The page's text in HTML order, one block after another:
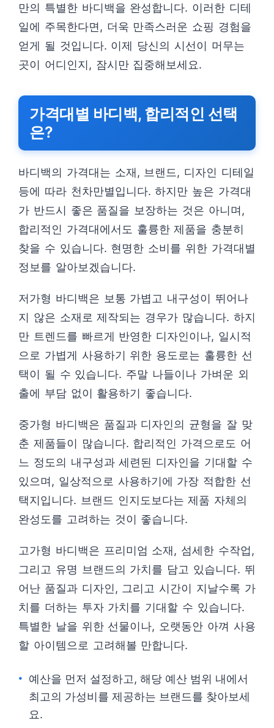
만의 특별한 바디백을 완성합니다. 이러한 디테
일에 주목한다면, 더욱 만족스러운 쇼핑 경험을
얻게 될 것입니다. 이제 당신의 시선이 머무는
곳이 어디인지, 잠시만 집중해보세요.
가격대별 바디백, 합리적인 선택
은?
바디백의 가격대는 소재, 브랜드, 디자인 디테일
등에 따라 천차만별입니다. 하지만 높은 가격대
가 반드시 좋은 품질을 보장하는 것은 아니며,
합리적인 가격대에서도 훌륭한 제품을 충분히
찾을 수 있습니다. 현명한 소비를 위한 가격대별
정보를 알아보겠습니다.
저가형 바디백은 보통 가볍고 내구성이 뛰어나
지 않은 소재로 제작되는 경우가 많습니다. 하지
만 트렌드를 빠르게 반영한 디자인이나, 일시적
으로 가볍게 사용하기 위한 용도로는 훌륭한 선
택이 될 수 있습니다. 주말 나들이나 가벼운 외
출에 부담 없이 활용하기 좋습니다.
중가형 바디백은 품질과 디자인의 균형을 잘 맞
춘 제품들이 많습니다. 합리적인 가격으로도 어
느 정도의 내구성과 세련된 디자인을 기대할 수
있으며, 일상적으로 사용하기에 가장 적합한 선
택지입니다. 브랜드 인지도보다는 제품 자체의
완성도를 고려하는 것이 좋습니다.
고가형 바디백은 프리미엄 소재, 섬세한 수작업,
그리고 유명 브랜드의 가치를 담고 있습니다. 뛰
어난 품질과 디자인, 그리고 시간이 지날수록 가
치를 더하는 투자 가치를 기대할 수 있습니다.
특별한 날을 위한 선물이나, 오랫동안 아껴 사용
할 아이템으로 고려해볼 만합니다.
예산을 먼저 설정하고, 해당 예산 범위 내에서
최고의 가성비를 제공하는 브랜드를 찾아보세
요.